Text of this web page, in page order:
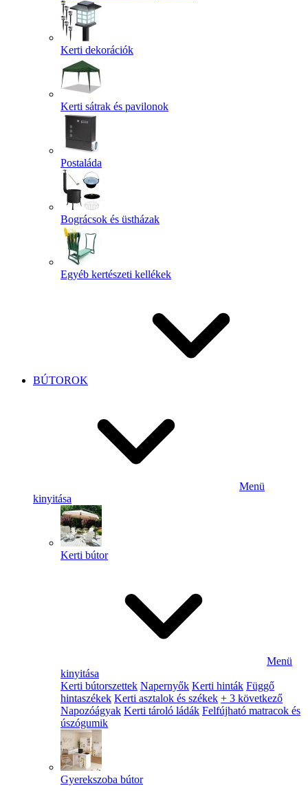
Kerti dekorációk
Kerti sátrak és pavilonok
Postaláda
Bográcsok és üstházak
Egyéb kertészeti kellékek
BÚTOROK
Menü
kinyitása
Kerti bútor
Menü
kinyitása
Kerti bútorszettek Napernyők Kerti hinták Függő
hintaszékek Kerti asztalok és székek + 3 következő
Napozóágyak Kerti tároló ládák Felfújható matracok és
úszógumik
Gyerekszoba bútor